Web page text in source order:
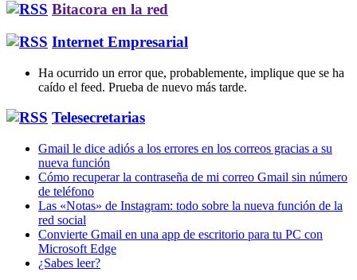
Bitacora en la red
Internet Empresarial
Ha ocurrido un error que, probablemente, implique que se ha
caído el feed. Prueba de nuevo más tarde.
Telesecretarias
Gmail le dice adiós a los errores en los correos gracias a su
nueva función
Cómo recuperar la contraseña de mi correo Gmail sin número
de teléfono
Las «Notas» de Instagram: todo sobre la nueva función de la
red social
Convierte Gmail en una app de escritorio para tu PC con
Microsoft Edge
¿Sabes leer?